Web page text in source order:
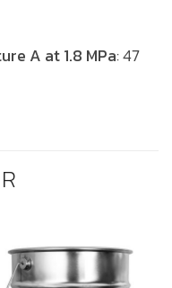
A at 1.8 MPa: 47